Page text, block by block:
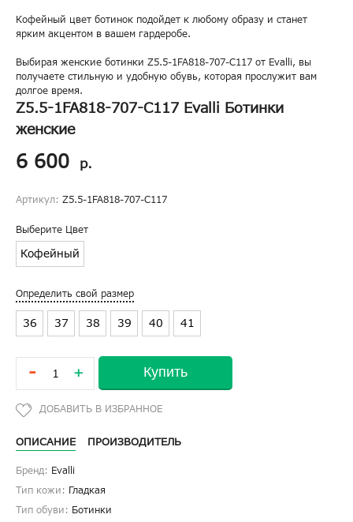
Кофейный цвет ботинок подойдет к любому образу и станет
ярким акцентом в вашем гардеробе.
Выбирая женские ботинки Z5.5-1FA818-707-C117 от Evalli, вы
получаете стильную и удобную обувь, которая прослужит вам
долгое время.
Z5.5-1FA818-707-C117 Evalli Ботинки
женские
6 600 р.
Артикул: Z5.5-1FA818-707-C117
Выберите Цвет
Кофейный
Определить свой размер
36 37 38 39 40 41
- + Купить
ОПИСАНИЕ ПРОИЗВОДИТЕЛЬ
Бренд: Evalli
Тип кожи: Гладкая
Тип обуви: Ботинки